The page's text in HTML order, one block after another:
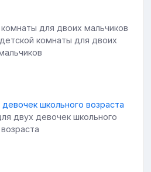
комнаты для двоих
двух девочек школьного
возраста